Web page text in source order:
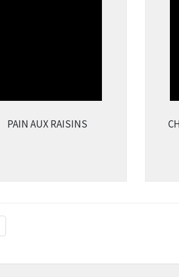
PAIN AUX RAISINS